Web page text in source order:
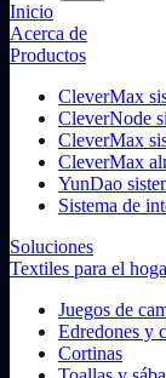
Inicio
Acerca de
Productos
CleverMax
CleverNode
CleverMax
CleverMax
YunDao
Sistema de
Soluciones
Textiles para el
Juegos de
Edredones y
Cortinas